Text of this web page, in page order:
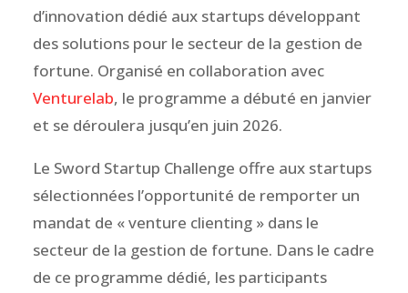
d’innovation dédié aux startups développant
des solutions pour le secteur de la gestion de
fortune. Organisé en collaboration avec
Venturelab, le programme a débuté en janvier
et se déroulera jusqu’en juin 2026.
Le Sword Startup Challenge offre aux startups
sélectionnées l’opportunité de remporter un
mandat de « venture clienting » dans le
secteur de la gestion de fortune. Dans le cadre
de ce programme dédié, les participants